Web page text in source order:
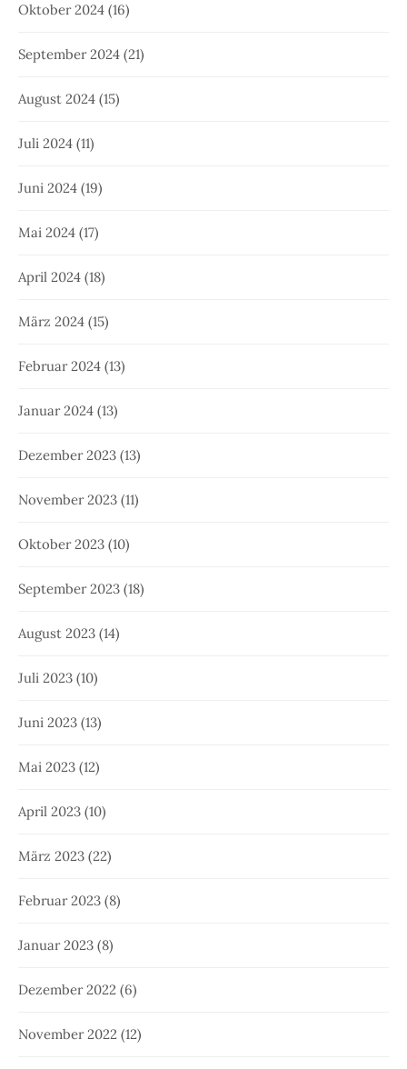
Oktober 2024 (16)
September 2024 (21)
August 2024 (15)
Juli 2024 (11)
Juni 2024 (19)
Mai 2024 (17)
April 2024 (18)
März 2024 (15)
Februar 2024 (13)
Januar 2024 (13)
Dezember 2023 (13)
November 2023 (11)
Oktober 2023 (10)
September 2023 (18)
August 2023 (14)
Juli 2023 (10)
Juni 2023 (13)
Mai 2023 (12)
April 2023 (10)
März 2023 (22)
Februar 2023 (8)
Januar 2023 (8)
Dezember 2022 (6)
November 2022 (12)